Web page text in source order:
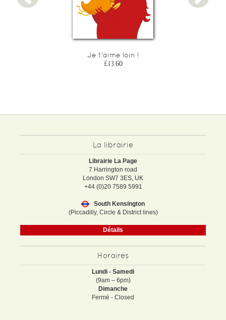
Je t'aime loin !
£13.60
La librairie
Librairie La Page
7 Harrington road
London SW7 3ES, UK
+44 (0)20 7589 5991
South Kensington
(Piccadilly, Circle & District lines)
Détails
Horaires
Lundi - Samedi
(9am – 6pm)
Dimanche
Fermé - Closed